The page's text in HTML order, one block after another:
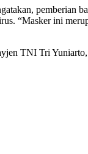
pemberian
“Masker ini
TNI Tri